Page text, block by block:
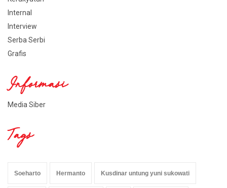
Internal
Interview
Serba Serbi
Grafis
Informasi
Media Siber
Tags
Soeharto Hermanto Kusdinar untung yuni sukowati